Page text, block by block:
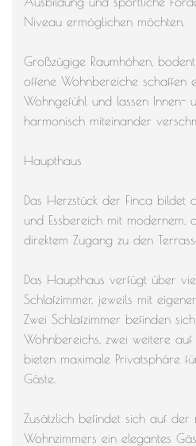
Niveau ermöglichen möchten.
Großzügige Raumhöhen,
offene Wohnbereiche schaffen
Wohngefühl und lassen Innen-
harmonisch miteinander
Haupthaus
Das Herzstück der Finca bildet
und Essbereich mit modernem,
direktem Zugang zu den
Das Haupthaus verfügt über
Schlafzimmer, jeweils mit
Zwei Schlafzimmer befinden
Wohnbereichs, zwei weitere
bieten maximale Privatsphäre
Gäste.
Zusätzlich befindet sich auf der
Wohnzimmers ein elegantes